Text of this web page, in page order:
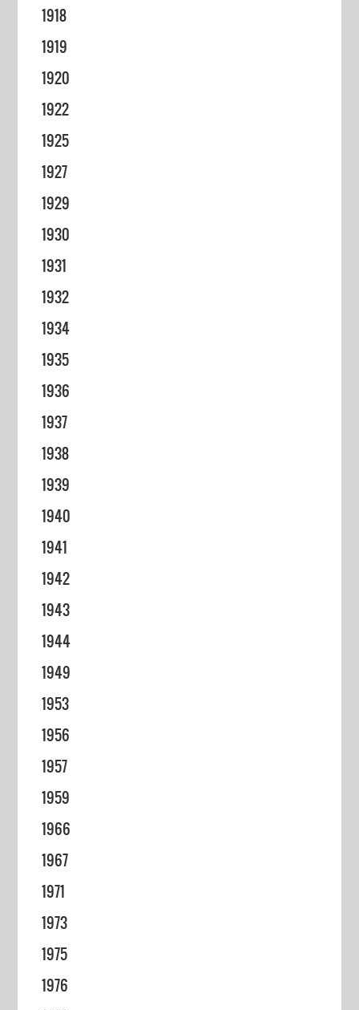
1918
1919
1920
1922
1925
1927
1929
1930
1931
1932
1934
1935
1936
1937
1938
1939
1940
1941
1942
1943
1944
1949
1953
1956
1957
1959
1966
1967
1971
1973
1975
1976